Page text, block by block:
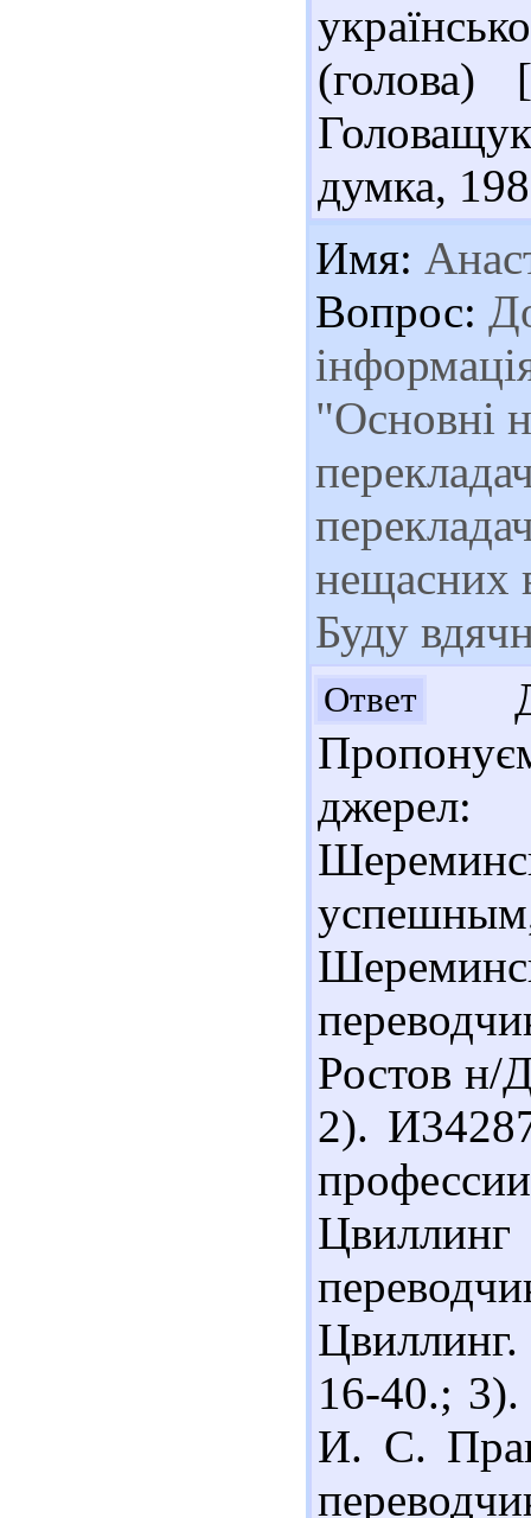
думка,
Имя:
Вопрос:
"Основні
нещасних
Буду
Ответ
Ростов н/
2).
16-40.;
И. С.